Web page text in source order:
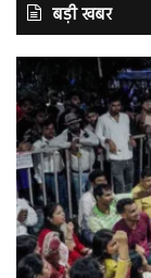
बड़ी खबर